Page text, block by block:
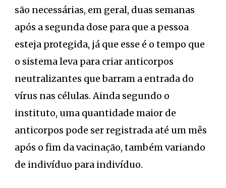
são necessárias, em geral, duas semanas
após a segunda dose para que a pessoa
esteja protegida, já que esse é o tempo que
o sistema leva para criar anticorpos
neutralizantes que barram a entrada do
vírus nas células. Ainda segundo o
instituto, uma quantidade maior de
anticorpos pode ser registrada até um mês
após o fim da vacinação, também variando
de indivíduo para indivíduo.